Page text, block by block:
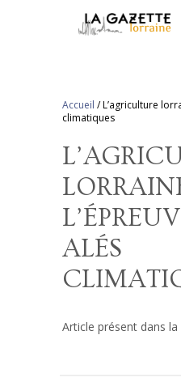
Accueil /L’agriculture
climatiques
ALÉS
Article présent dans la